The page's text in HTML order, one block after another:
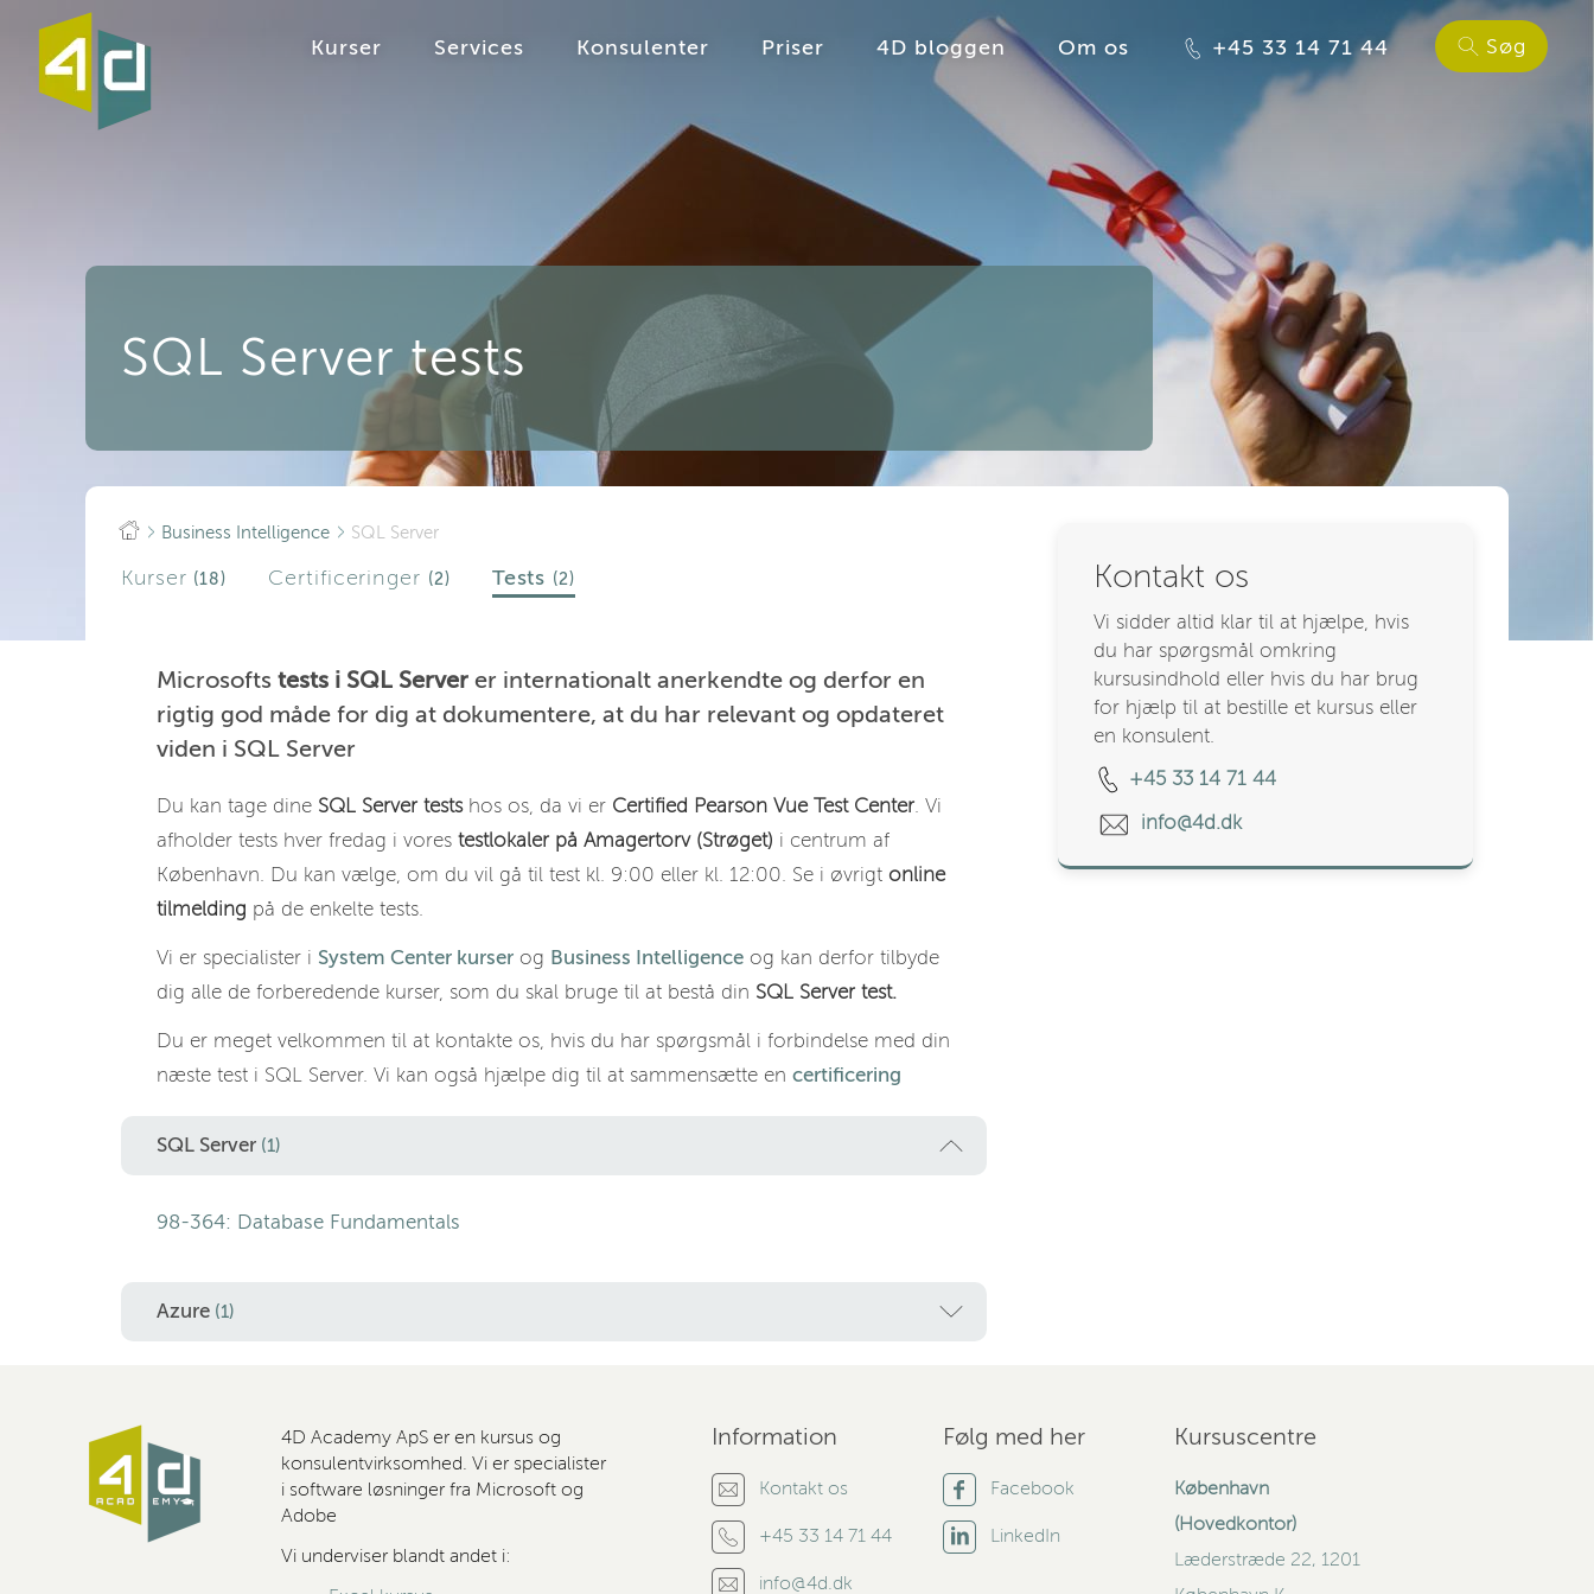
SQL Server tests
Kurser Services Konsulenter Priser 4D bloggen Om os +45 33 14 71 44 Søg
Business Intelligence SQL Server
Kurser (18) Certificeringer (2) Tests (2)
Microsofts tests i SQL Server er internationalt anerkendte og derfor en
rigtig god måde for dig at dokumentere, at du har relevant og opdateret
viden i SQL Server
Du kan tage dine SQL Server testshos os, da vi er Certified Pearson Vue Test Center. Vi
afholder tests hver fredag i vores testlokaler på Amagertorv (Strøget) i centrum af
København. Du kan vælge, om du vil gå til test kl. 9:00 eller kl. 12:00. Se i øvrigt online
tilmelding på de enkelte tests.
Vi er specialister i System Center kurser og Business Intelligence og kan derfor tilbyde
dig alle de forberedende kurser, som du skal bruge til at bestå din SQL Server test.
Du er meget velkommen til at kontakte os, hvis du har spørgsmål i forbindelse med din
næste test i SQL Server. Vi kan også hjælpe dig til at sammensætte en certificering
SQL Server (1)
98-364: Database Fundamentals
Azure (1)
Kontakt os
Vi sidder altid klar til at hjælpe, hvis
du har spørgsmål omkring
kursusindhold eller hvis du har brug
for hjælp til at bestille et kursus eller
en konsulent.
+45 33 14 71 44
info@4d.dk
4D Academy ApS er en kursus og
konsulentvirksomhed. Vi er specialister
i software løsninger fra Microsoft og
Adobe
Vi underviser blandt andet i:
Information
Kontakt os
+45 33 14 71 44
info@4d.dk
Følg med her
Facebook
LinkedIn
Kursuscentre
København
(Hovedkontor)
Læderstræde 22, 1201